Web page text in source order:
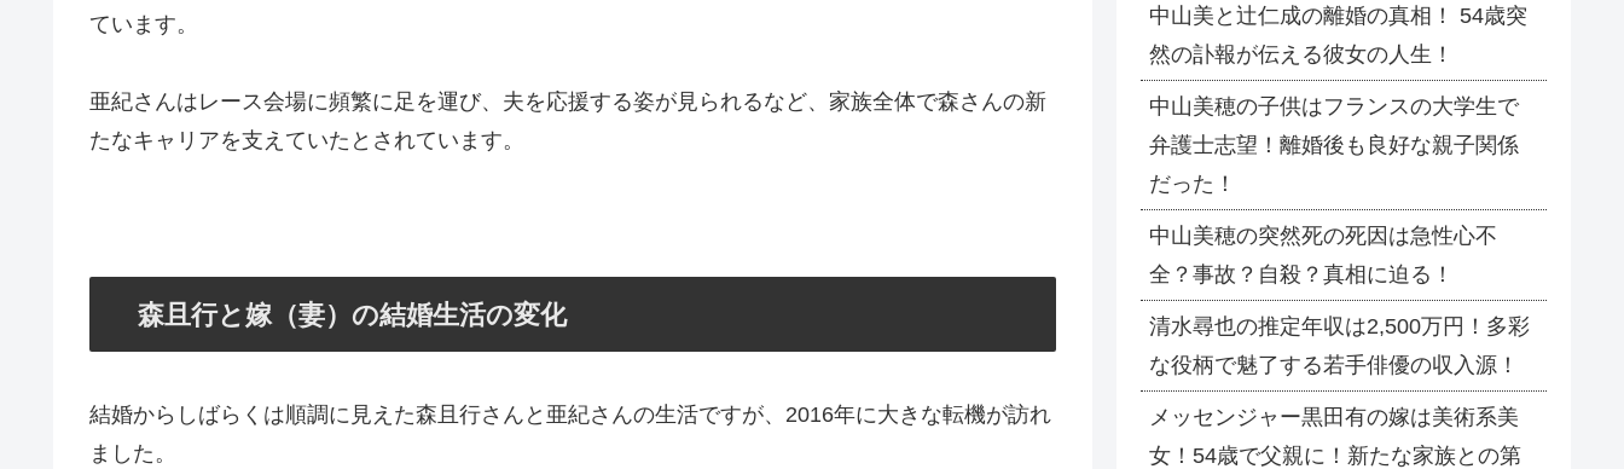
ています​。
亜紀さんはレース会場に頻繁に足を運び、夫を応援する姿が見られるなど、家族全体で森さんの新
たなキャリアを支えていたとされています。
森且行と嫁（妻）の結婚生活の変化
結婚からしばらくは順調に見えた森且行さんと亜紀さんの生活ですが、2016年に大きな転機が訪れ
ました。
中山美と辻仁成の離婚の真相！ 54歳突
然の訃報が伝える彼女の人生！
中山美穂の子供はフランスの大学生で
弁護士志望！離婚後も良好な親子関係
だった！
中山美穂の突然死の死因は急性心不
全？事故？自殺？真相に迫る！
清水尋也の推定年収は2,500万円！多彩
な役柄で魅了する若手俳優の収入源！
メッセンジャー黒田有の嫁は美術系美
女！54歳で父親に！新たな家族との第